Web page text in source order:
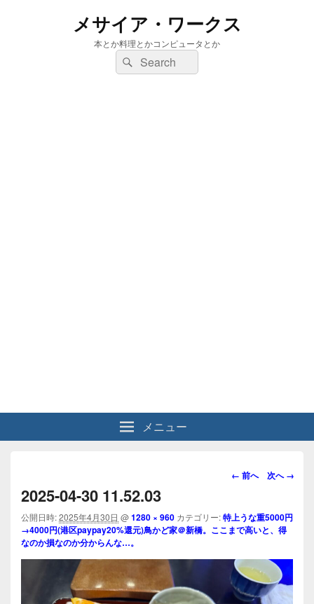
メサイア・ワークス
本とか料理とかコンピュータとか
検
索:
検
索
メニュー
画
ビ
ゲ
シ
ョ
ン
← 前へ 次へ →
2025-04-30 11.52.03
公開日時:2025年4月30日 @1280 × 960 カテゴリー:特上うな重5000円
→4000円(港区paypay20%還元)鳥かど家＠新橋。ここまで高いと、得
なのか損なのか分からんな…。